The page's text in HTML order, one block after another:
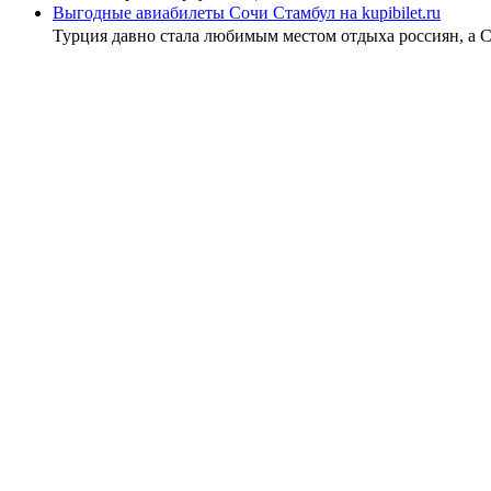
Выгодные авиабилеты Сочи Стамбул на kupibilet.ru
Турция давно стала любимым местом отдыха россиян, а